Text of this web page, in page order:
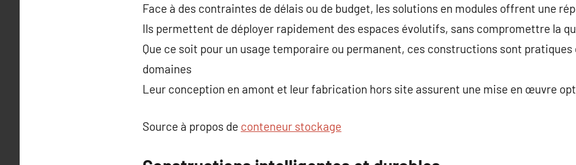
Face à des contraintes de délais ou de budget, les solutions en modules offrent une
Ils permettent de déployer rapidement des espaces évolutifs, sans compromettre la
Que ce soit pour un usage temporaire ou permanent, ces constructions sont pratiques
domaines
Leur conception en amont et leur fabrication hors site assurent une mise en œuvre
Source à propos de conteneur stockage